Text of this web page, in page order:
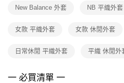
１．透過由恩沛科技股份有限公司提供之
權轉讓予恩沛科技股份有限公司。
３．未成年的使用者請事先徵得法定代理
４．使用「AFTEE先享後付」時，將依據
New Balance 外套 NB 平織外套
女款 平織外套 女款 休閒外套
日常休閒 平織外套 平織 休閒外
一 必買清單 一